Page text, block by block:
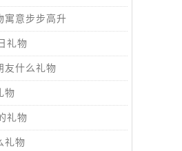
寓意步步高升
礼物
友什么礼物
物
礼物
礼物